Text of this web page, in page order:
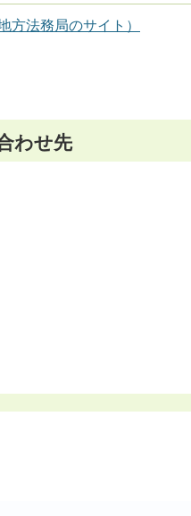
方法務局のサイト）
わせ先